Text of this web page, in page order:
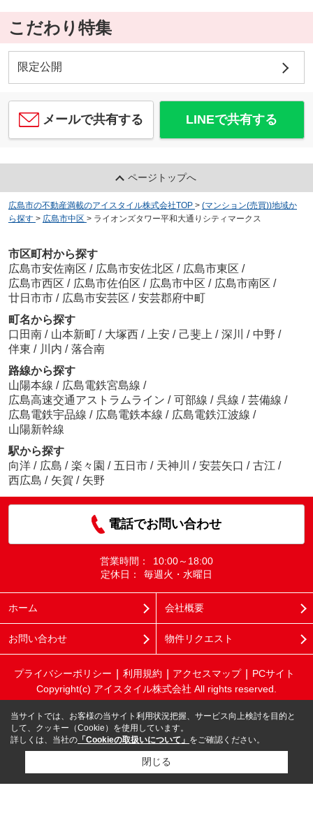
こだわり特集
限定公開
メールで共有する LINEで共有する
ページトップへ
広島市の不動産満載のアイスタイル株式会社TOP > (マンション(売買))地域か
ら探す > 広島市中区 > ライオンズタワー平和大通りシティマークス
市区町村から探す
広島市安佐南区 / 広島市安佐北区 / 広島市東区 /
広島市西区 / 広島市佐伯区 / 広島市中区 / 広島市南区 /
廿日市市 / 広島市安芸区 / 安芸郡府中町
町名から探す
口田南 / 山本新町 / 大塚西 / 上安 / 己斐上 / 深川 / 中野 /
伴東 / 川内 / 落合南
路線から探す
山陽本線 / 広島電鉄宮島線 /
広島高速交通アストラムライン / 可部線 / 呉線 / 芸備線 /
広島電鉄宇品線 / 広島電鉄本線 / 広島電鉄江波線 /
山陽新幹線
駅から探す
向洋 / 広島 / 楽々園 / 五日市 / 天神川 / 安芸矢口 / 古江 /
西広島 / 矢賀 / 矢野
電話でお問い合わせ
営業時間：
10:00～18:00
定休日：
毎週火・水曜日
ホーム 会社概要
お問い合わせ 物件リクエスト
プライバシーポリシー 利用規約 アクセスマップ
PCサイト
Copyright(c) アイスタイル株式会社 All rights reserved.
当サイトでは、お客様の当サイト利用状況把握、サービス向上検討を目的と
して、クッキー（Cookie）を使用しています。
詳しくは、当社の 「Cookieの取扱いについて」 をご確認ください。
閉じる